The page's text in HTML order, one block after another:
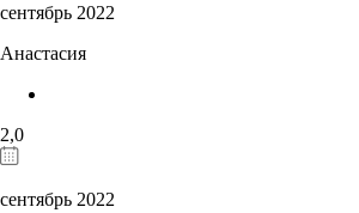
сентябрь 2022
Анастасия
2,0
сентябрь 2022